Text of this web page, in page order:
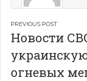
Навигация
по
записям
Новости
огневых